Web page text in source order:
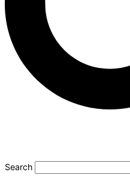
Search